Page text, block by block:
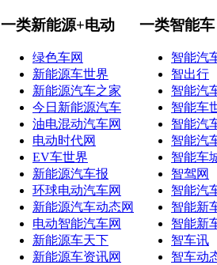
一类新能源+电动
绿色车网
新能源车世界
新能源汽车之家
今日新能源汽车
油电混动汽车网
电动时代网
EV车世界
新能源汽车报
环球电动汽车网
新能源汽车动态网
电动智能汽车网
新能源车天下
新能源车资讯网
一类智能车
智能汽
智出行
智能汽
智能车
智能汽
智能汽
智能车
智驾网
智能汽
智能新
智能新
智车讯
智车动